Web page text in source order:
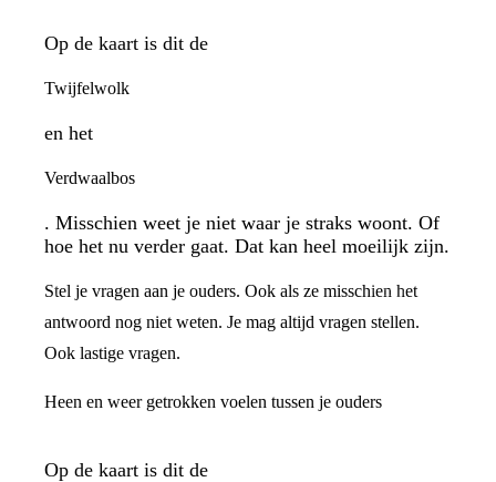
Op de kaart is dit de
Twijfelwolk
en het
Verdwaalbos
. Misschien weet je niet waar je straks woont. Of
hoe het nu verder gaat. Dat kan heel moeilijk zijn.
Stel je vragen aan je ouders. Ook als ze misschien het
antwoord nog niet weten. Je mag altijd vragen stellen.
Ook lastige vragen.
Heen en weer getrokken voelen tussen je ouders
Op de kaart is dit de